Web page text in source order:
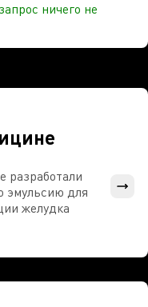
ничего не
разработали
эмульсию для
желудка